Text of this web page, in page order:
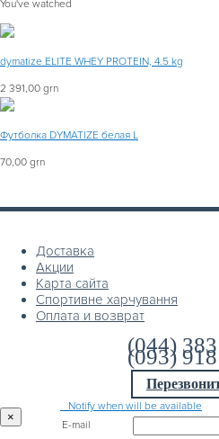
You've watched
dymatize ELITE WHEY PROTEIN, 4.5 kg
2 391,00 grn
Футболка DYMATIZE белая L
70,00 grn
Доставка
Акции
Карта сайта
Спортивне харчування
Оплата и возврат
(044)
(093)
×
Notify when will be available
E-mail